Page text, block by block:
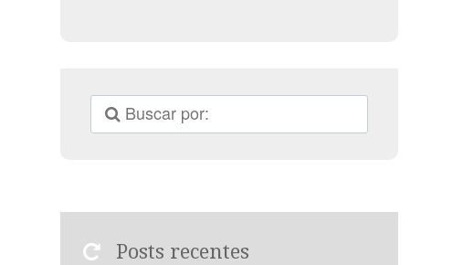
Posts recentes